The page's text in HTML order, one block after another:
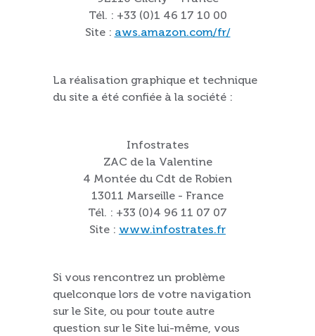
Tél. : +33 (0)1 46 17 10 00
Site : aws.amazon.com/fr/
La réalisation graphique et technique
du site a été confiée à la société :
Infostrates
ZAC de la Valentine
4 Montée du Cdt de Robien
13011 Marseille - France
Tél. : +33 (0)4 96 11 07 07
Site : www.infostrates.fr
Si vous rencontrez un problème
quelconque lors de votre navigation
sur le Site, ou pour toute autre
question sur le Site lui-même, vous